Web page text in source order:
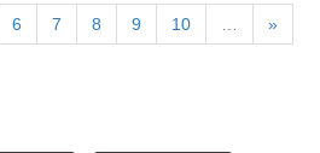
6 7 8 9 10 »